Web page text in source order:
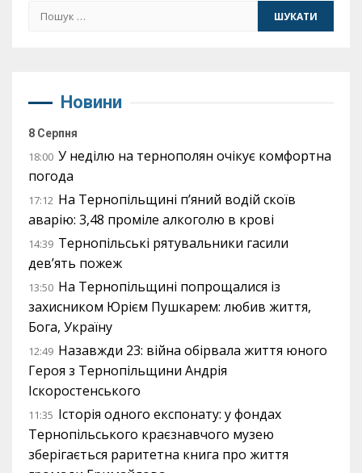
Пошук:
Новини
8 Серпня
18:00 У неділю на тернополян очікує комфортна
погода
17:12 На Тернопільщині п’яний водій скоїв
аварію: 3,48 проміле алкоголю в крові
14:39 Тернопільські рятувальники гасили
дев’ять пожеж
13:50 На Тернопільщині попрощалися із
захисником Юрієм Пушкарем: любив життя,
Бога, Україну
12:49 Назавжди 23: війна обірвала життя юного
Героя з Тернопільщини Андрія
Іскоростенського
11:35 Історія одного експонату: у фондах
Тернопільського краєзнавчого музею
зберігається раритетна книга про життя